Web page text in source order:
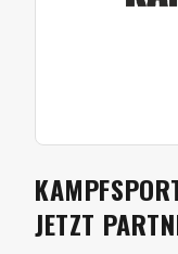
JETZT